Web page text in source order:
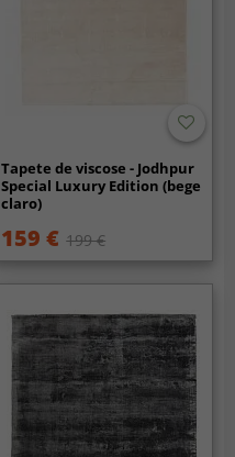
Tapete de viscose - Jodhpur
Special Luxury Edition (bege
claro)
159 € 199 €